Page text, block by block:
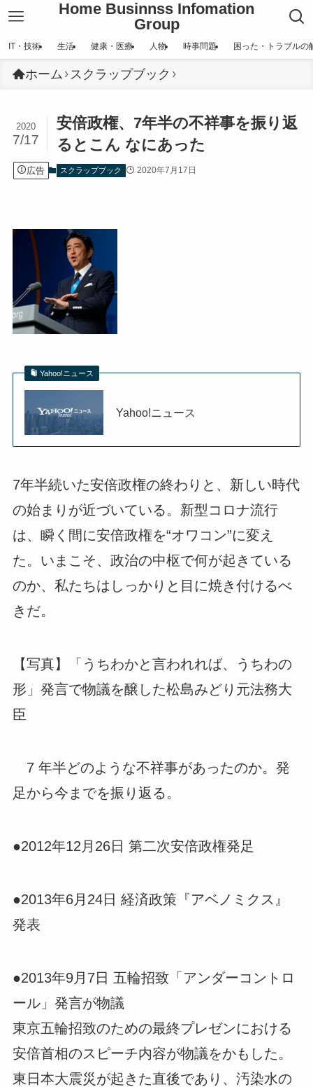
Home Businnss Infomation
Group
IT・技術 生活 健康・医療 人物 時事問題 困った・トラブルの
ホーム スクラップブック
安倍政権、7年半の不祥事を振り返
るとこん なにあった
2020
7/17
広告 スクラップブック 2020年7月17日
Yahoo!ニュース
Yahoo!ニュース
7年半続いた安倍政権の終わりと、新しい時代
の始まりが近づいている。新型コロナ流行
は、瞬く間に安倍政権を“オワコン”に変え
た。いまこそ、政治の中枢で何が起きている
のか、私たちはしっかりと目に焼き付けるべ
きだ。
【写真】「うちわかと言われれば、うちわの
形」発言で物議を醸した松島みどり元法務大
臣
7 年半どのような不祥事があったのか。発
足から今までを振り返る。
●2012年12月26日 第二次安倍政権発足
●2013年6月24日 経済政策『アベノミクス』
発表
●2013年9月7日 五輪招致「アンダーコントロ
ール」発言が物議
東京五輪招致のための最終プレゼンにおける
安倍首相のスピーチ内容が物議をかもした。
東日本大震災が起きた直後であり、汚染水の